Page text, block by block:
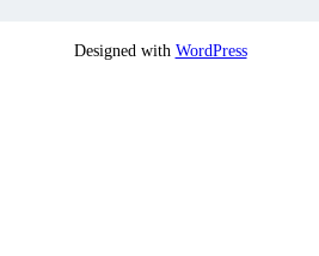
Designed with WordPress